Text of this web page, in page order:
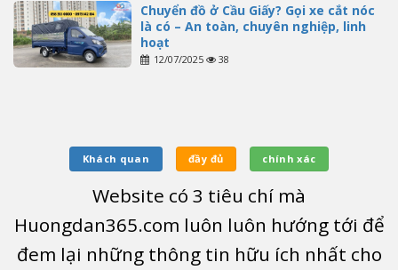
Chuyển đồ ở Cầu Giấy? Gọi xe cắt nóc
là có – An toàn, chuyên nghiệp, linh
hoạt
12/07/2025 38
Khách quan đầy đủ chính xác
Website có 3 tiêu chí mà
Huongdan365.com luôn luôn hướng tới để
đem lại những thông tin hữu ích nhất cho